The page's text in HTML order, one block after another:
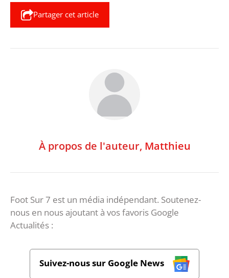
Partager cet article
À propos de l'auteur, Matthieu
Foot Sur 7 est un média indépendant. Soutenez-
nous en nous ajoutant à vos favoris Google
Actualités :
Suivez-nous sur Google News